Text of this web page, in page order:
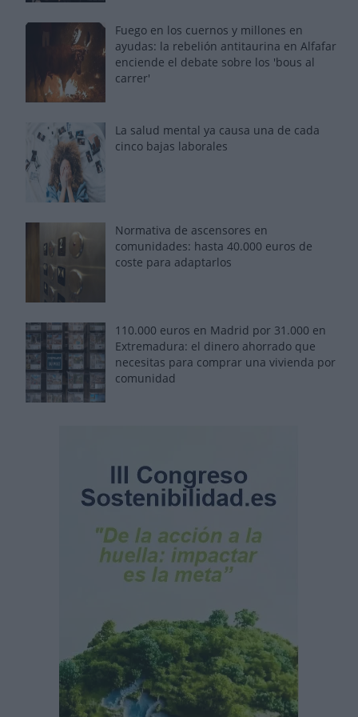
Fuego en los cuernos y millones en
ayudas: la rebelión antitaurina en Alfafar
enciende el debate sobre los 'bous al
carrer'
La salud mental ya causa una de cada
cinco bajas laborales
Normativa de ascensores en
comunidades: hasta 40.000 euros de
coste para adaptarlos
110.000 euros en Madrid por 31.000 en
Extremadura: el dinero ahorrado que
necesitas para comprar una vivienda por
comunidad